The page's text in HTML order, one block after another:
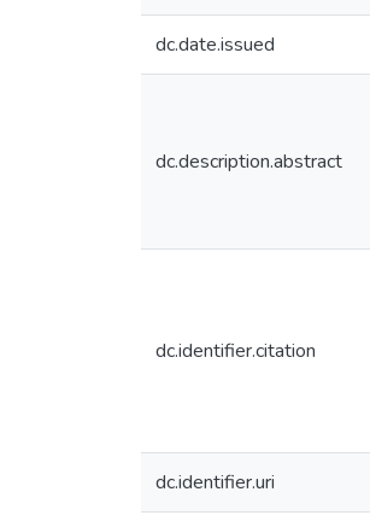
dc.date.issued
dc.description.abstract
dc.identifier.citation
dc.identifier.uri